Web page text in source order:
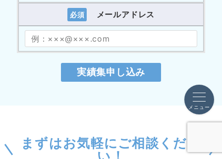
必須 メールアドレス
まずはお気軽にご相談くださ
メニュー